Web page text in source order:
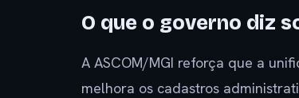
O que o governo diz
A ASCOM/MGI reforça que a
melhora os cadastros